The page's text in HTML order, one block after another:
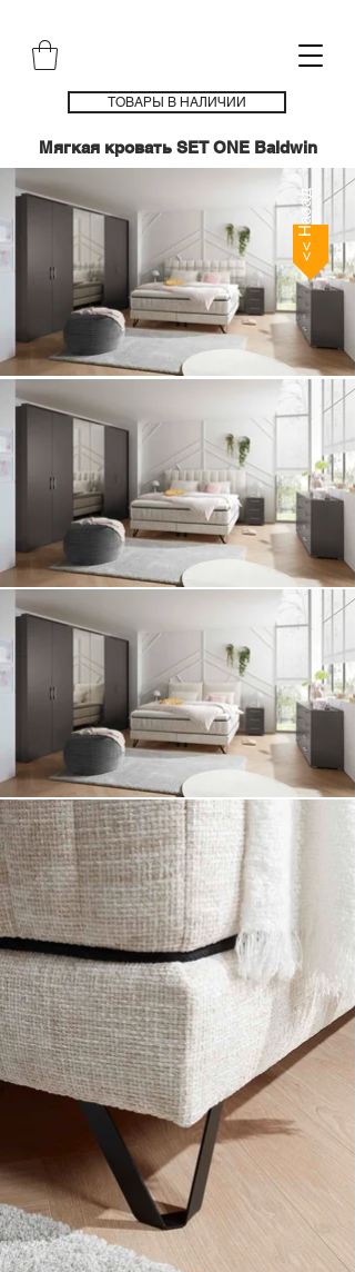
ТОВАРЫ В НАЛИЧИИ
Мягкая кровать SET ONE Baldwin
<< Назад